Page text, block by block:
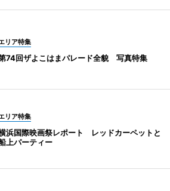
リア特集
74回ザよこはまパレード全貌 写真特集
リア特集
浜国際映画祭レポート レッドカーペットと
上パーティー